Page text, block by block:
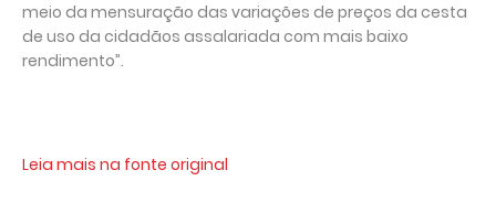
meio da mensuração das variações de preços da cesta
de uso da cidadãos assalariada com mais baixo
rendimento”.
Leia mais na fonte original